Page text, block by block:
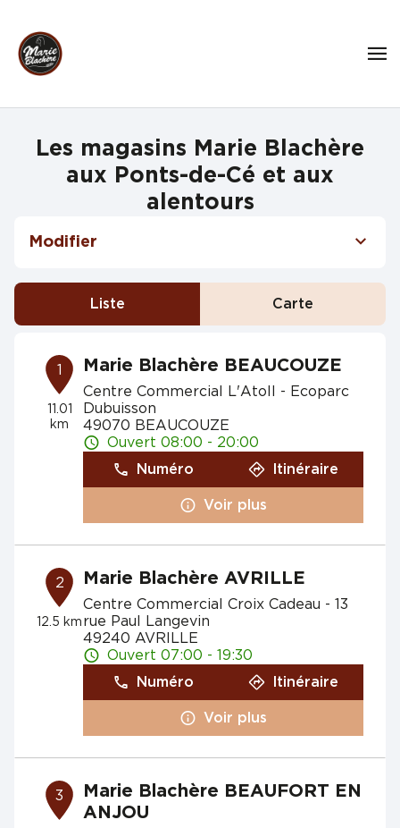
Les magasins Marie Blachère
aux Ponts-de-Cé et aux
alentours
Modifier
Liste Carte
1
11.01
km
Marie Blachère BEAUCOUZE
Centre Commercial L'Atoll - Ecoparc
Dubuisson
49070 BEAUCOUZE
Ouvert 08:00 - 20:00
Numéro
Itinéraire
Voir plus
2
12.5 km
Marie Blachère AVRILLE
Centre Commercial Croix Cadeau - 13
rue Paul Langevin
49240 AVRILLE
Ouvert 07:00 - 19:30
Numéro
Itinéraire
Voir plus
3
Marie Blachère BEAUFORT EN
ANJOU